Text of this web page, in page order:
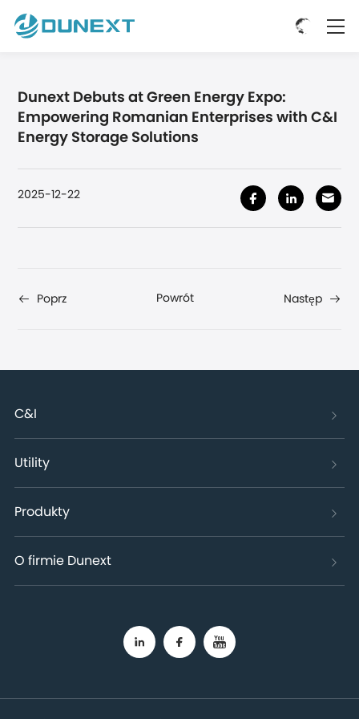
Dunext Debuts at Green Energy Expo:
Empowering Romanian Enterprises with C&I
Energy Storage Solutions
2025-12-22
Poprz Powrót Następ
C&I
Utility
Produkty
O firmie Dunext